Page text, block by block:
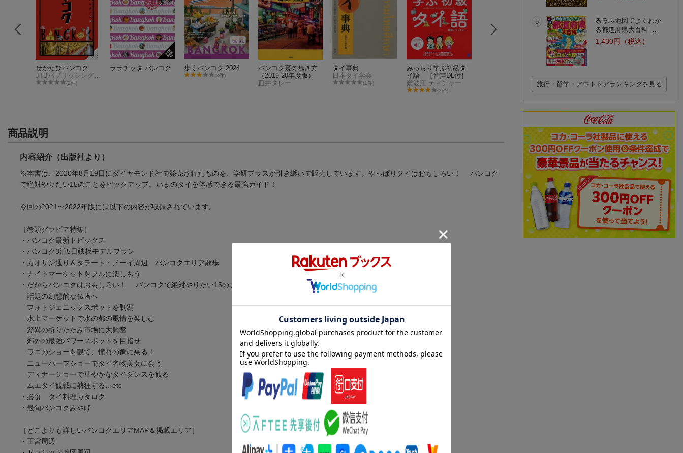
せかたびバンコク
(2件)
ララチッタ バンコク 歩くバンコク 2024
(3件)
バンコク裏の歩き方
（2019-20年度版）
皿井タレー
タイ事典
日本タイ学会
(1件)
みっちり学ぶ初級タ
イ語 ［音声DL付］
難波江 ティチャー
(3件)
ガイド（vol．2）
世界一わかりやす
い！一夜漬けタイ語
藤崎 ポンパン
の開運タイごほ
旅行
泉美咲月
商品説明
内容紹介（出版社より）
※本書は、2020年8月19日にダイヤモンド社で発売されたものを、学研プラスが引き継いで販売しています。やっぱりタイはおもしろい！ バンコク
で絶対やりたい15のことをピックアップ。いまのタイを体感できる最強ガイド！
今回の2021〜2022年版には以下の内容が収録されています。
［巻頭グラビア特集］
・バンコク最新トピックス
・バンコク3泊5日鉄板モデルプラン
・カオサン通り＆タラート・ノーイ周辺 バンコクエリア散歩
・ナイトマーケットをフルに楽しもう
・だからバンコクはおもしろい！ バンコクで絶対やりたい15のこと
話題の幻想的な仏塔へ
フォトジェニックスポットを制覇
水上マーケットで水の都の風情を楽しむ
驚異の折りたたみ市場に大興奮
郊外の最強パワースポットを目指せ
ワニのショーを観て、憧れの象に乗る！
ニューハーフショーでタイ名物美女に会う
ディナーショーで華やかなタイダンスを観る
ムエタイ観戦に熱狂する…etc
・必食 タイ料理カタログ
・最旬バンコクみやげ
［どこよりも詳しいバンコクエリアMAP＆掲載エリア］
・王宮周辺
5
るるぶ地図でよくわか
る都道府県大百科 …
1,430円（税込）
旅行・留学・アウトドアランキングを見る